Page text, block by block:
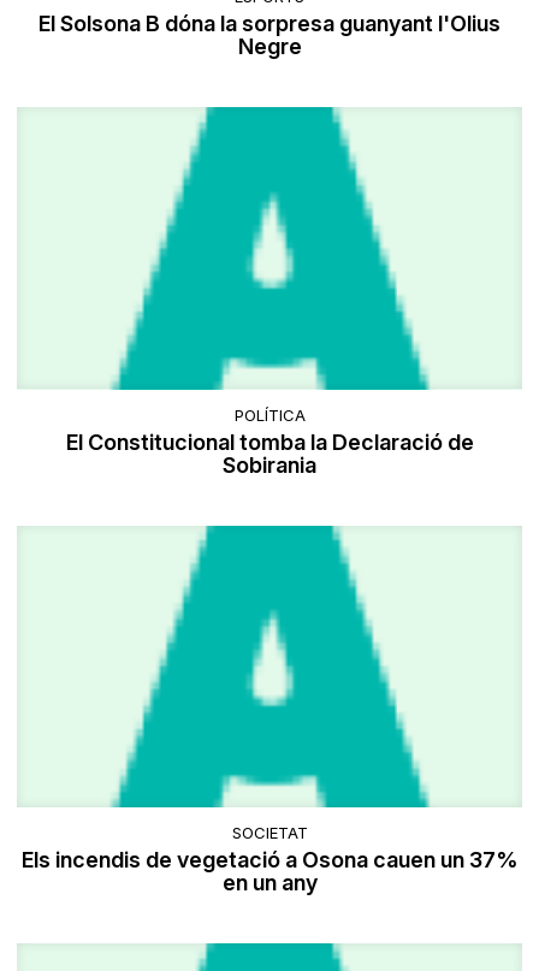
El Solsona B dóna la sorpresa guanyant l'Olius
Negre
POLÍTICA
El Constitucional tomba la Declaració de
Sobirania
SOCIETAT
Els incendis de vegetació a Osona cauen un 37%
en un any